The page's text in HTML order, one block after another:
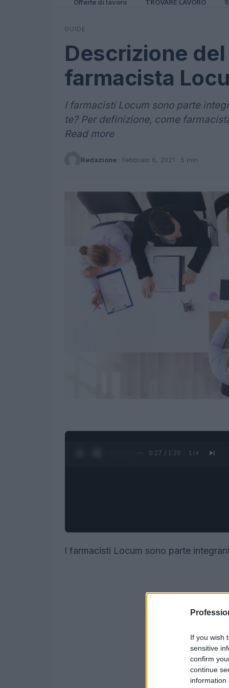
If you wish
sensitive
confirm
continue
information
Offerte di lavoro TROVARE LAVORO
GUIDE
Descrizione
farmacista
I farmacisti Locum sono parte
te? Per definizione, come
Read more
Redazione · Febbraio 6, 2021 · 5 min
0:28 / 1:20 1 /4
I farmacisti Locum sono parte